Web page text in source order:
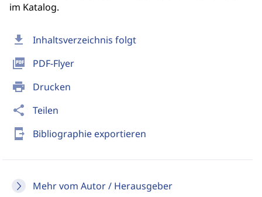
download Inhaltsverzeichnis folgt
picture_as_pdf PDF-Flyer
print Drucken
share Teilen
send_to_mobile Bibliographie exportieren
Mehr vom Autor / Herausgeber
im Katalog.